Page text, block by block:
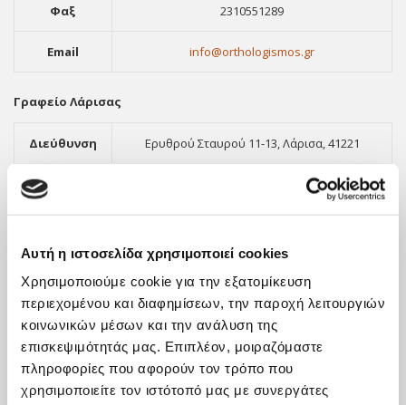
Αυτή η ιστοσελίδα χρησιμοποιεί cookies
Χρησιμοποιούμε cookie για την εξατομίκευση
περιεχομένου και διαφημίσεων, την παροχή λειτουργιών
κοινωνικών μέσων και την ανάλυση της
επισκεψιμότητάς μας. Επιπλέον, μοιραζόμαστε
πληροφορίες που αφορούν τον τρόπο που
χρησιμοποιείτε τον ιστότοπό μας με συνεργάτες
Φαξ 2310551289
Email info@orthologismos.gr
Γραφείο Λάρισας
Διεύθυνση Ερυθρού Σταυρού 11-13, Λάρισα, 41221
Τηλέφωνο
Email